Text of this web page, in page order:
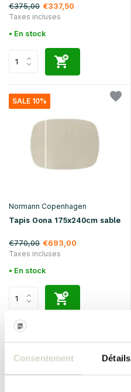
Consentement Détails
€375,00 €337,50
Taxes incluses
• En stock
SALE 10%
Normann Copenhagen
Tapis Oona 175x240cm sable
€770,00 €693,00
Taxes incluses
• En stock